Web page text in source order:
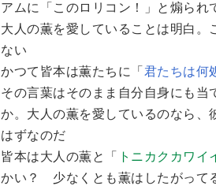
アムに「このロリコン！」と煽ら
大人の薫を愛していることは明白
ない
かつて皆本は薫たちに「 君たちは何
その言葉はそのまま自分自身にも
か。大人の薫を愛しているのなら、
はずなのだ
皆本は大人の薫と「
トニカクカワイ
かい？ 少なくとも薫はしたがって